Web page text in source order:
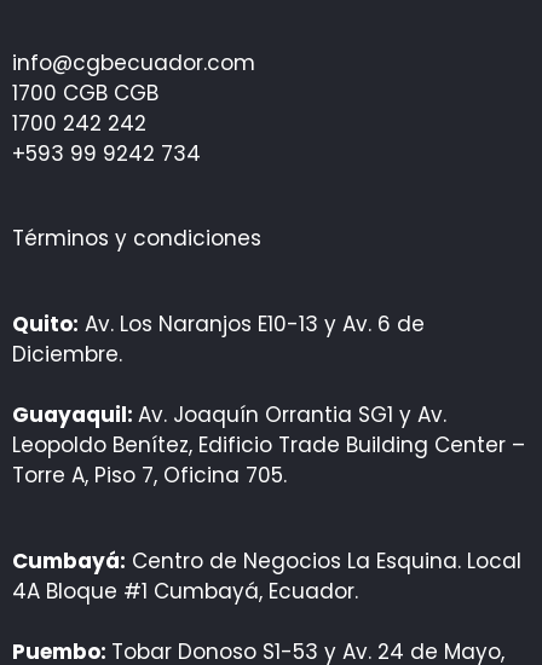
info@cgbecuador.com
1700 CGB CGB
1700 242 242
+593 99 9242 734
Términos y condiciones
Quito: Av. Los Naranjos E10-13 y Av. 6 de
Diciembre.
Guayaquil: Av. Joaquín Orrantia SG1 y Av.
Leopoldo Benítez, Edificio Trade Building Center –
Torre A, Piso 7, Oficina 705.
Cumbayá: Centro de Negocios La Esquina. Local
4A Bloque #1 Cumbayá, Ecuador.
Puembo: Tobar Donoso S1-53 y Av. 24 de Mayo,